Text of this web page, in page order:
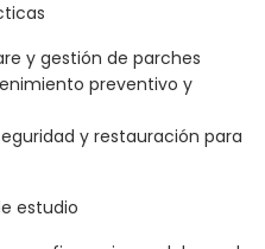
y gestión de parches
preventivo y
y restauración para
estudio